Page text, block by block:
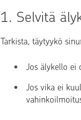
1. Selvitä
Tarkista, täytyykö
Jos älykello ei
Jos vika ei